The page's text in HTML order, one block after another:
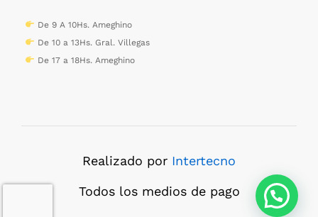
De 9 A 10Hs. Ameghino
De 10 a 13Hs. Gral. Villegas
De 17 a 18Hs. Ameghino
Realizado por Intertecno
Todos los medios de pago